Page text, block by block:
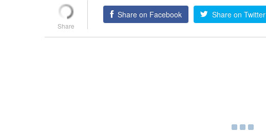
Share on Facebook Share on Twitter